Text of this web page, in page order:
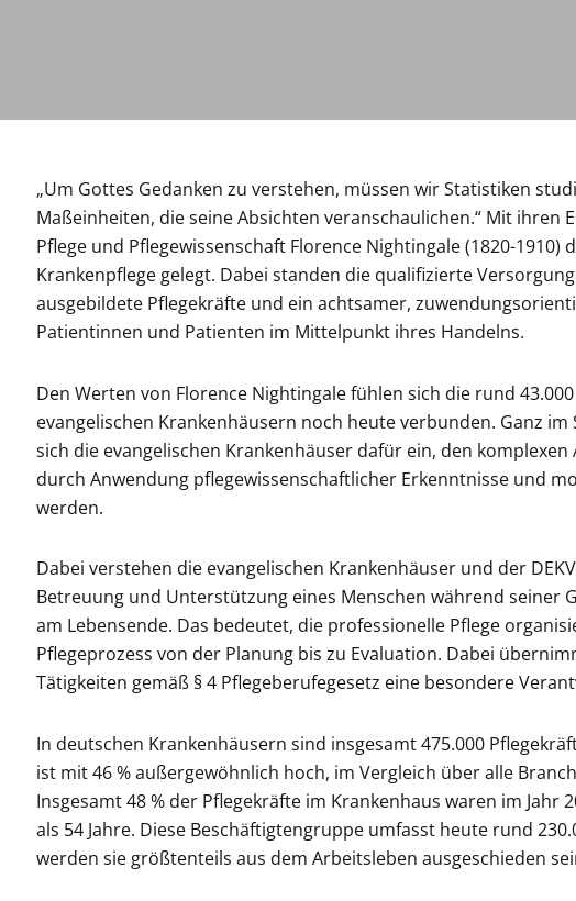
„Um Gottes Gedanken zu verstehen, müssen wir Statistiken
Maßeinheiten, die seine Absichten veranschaulichen.“ Mit ihren
Pflege und Pflegewissenschaft Florence Nightingale (1820-
Krankenpflege gelegt. Dabei standen die qualifizierte
ausgebildete Pflegekräfte und ein achtsamer,
Patientinnen und Patienten im Mittelpunkt ihres Handelns.
Den Werten von Florence Nightingale fühlen sich die rund
evangelischen Krankenhäusern noch heute verbunden. Ganz
sich die evangelischen Krankenhäuser dafür ein, den
durch Anwendung pflegewissenschaftlicher Erkenntnisse und
werden.
Dabei verstehen die evangelischen Krankenhäuser und der
Betreuung und Unterstützung eines Menschen während seiner
am Lebensende. Das bedeutet, die professionelle Pflege
Pflegeprozess von der Planung bis zu Evaluation. Dabei
Tätigkeiten gemäß § 4 Pflegeberufegesetz eine besondere
In deutschen Krankenhäusern sind insgesamt 475.000
ist mit 46 % außergewöhnlich hoch, im Vergleich über alle
Insgesamt 48 % der Pflegekräfte im Krankenhaus waren im Jahr
als 54 Jahre. Diese Beschäftigtengruppe umfasst heute rund
werden sie größtenteils aus dem Arbeitsleben ausgeschieden